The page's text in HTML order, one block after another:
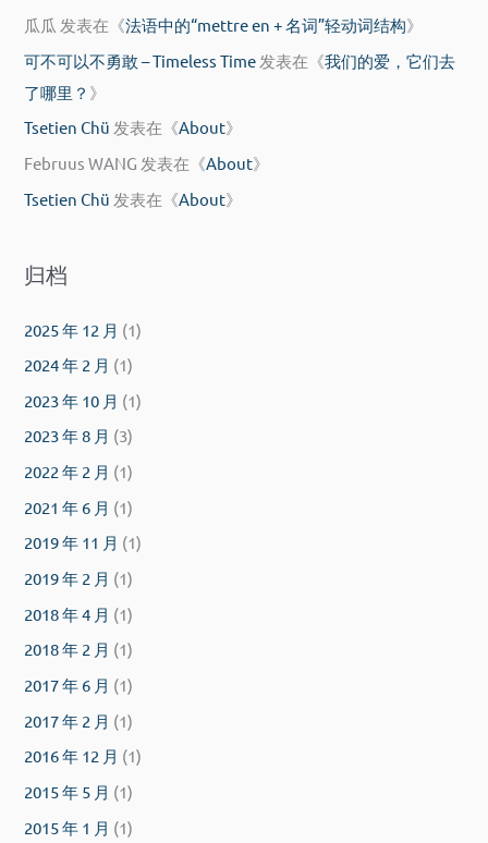
瓜瓜 发表在《法语中的“mettre en + 名词”轻动词结构》
可不可以不勇敢 – Timeless Time 发表在《我们的爱，它们去
了哪里？ 》
Tsetien Chü 发表在《About》
Februus WANG 发表在《About》
Tsetien Chü 发表在《About》
归档
2025 年 12 月 (1)
2024 年 2 月 (1)
2023 年 10 月 (1)
2023 年 8 月 (3)
2022 年 2 月 (1)
2021 年 6 月 (1)
2019 年 11 月 (1)
2019 年 2 月 (1)
2018 年 4 月 (1)
2018 年 2 月 (1)
2017 年 6 月 (1)
2017 年 2 月 (1)
2016 年 12 月 (1)
2015 年 5 月 (1)
2015 年 1 月 (1)